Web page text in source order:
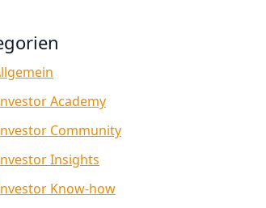
Academy
Community
Insights
Know-how